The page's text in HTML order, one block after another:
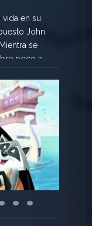
en su
John
se
poco a
en
dos